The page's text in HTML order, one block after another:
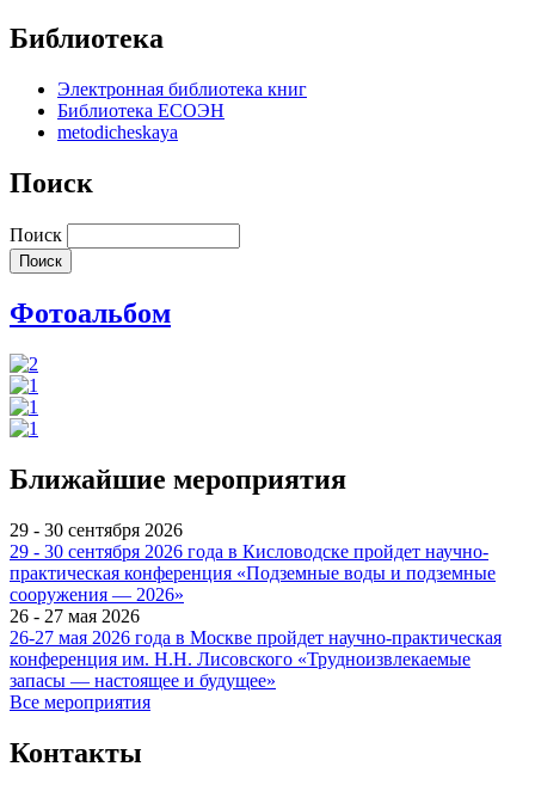
Библиотека
Электронная библиотека книг
Библиотека ЕСОЭН
metodicheskaya
Поиск
Поиск
Фотоальбом
Ближайшие мероприятия
29 - 30 сентября 2026
29 - 30 сентября 2026 года в Кисловодске пройдет научно-
практическая конференция «Подземные воды и подземные
сооружения — 2026»
26 - 27 мая 2026
26-27 мая 2026 года в Москве пройдет научно-практическая
конференция им. Н.Н. Лисовского «Трудноизвлекаемые
запасы — настоящее и будущее»
Все мероприятия
Контакты